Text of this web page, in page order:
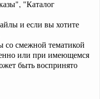
"Каталог
и если вы хотите
со смежной тематикой
или при имеющемся
быть воспринято